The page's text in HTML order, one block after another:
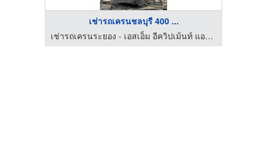
เช่ารถเครนชลบุรี 400 ...
เช่ารถเครนระยอง - เอสเอ็ม อีควิปเม้นท์ แอนด์ ซัพพลาย